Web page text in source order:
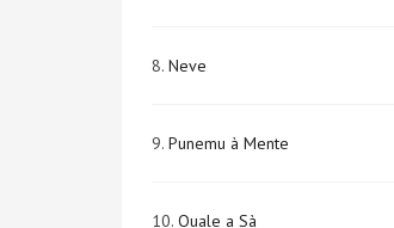
8. Neve
9. Punemu à Mente
10. Quale a Sà